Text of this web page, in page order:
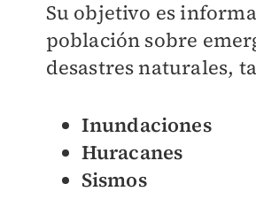
Su objetivo es
población sobre
desastres naturales,
Inundaciones
Huracanes
Sismos